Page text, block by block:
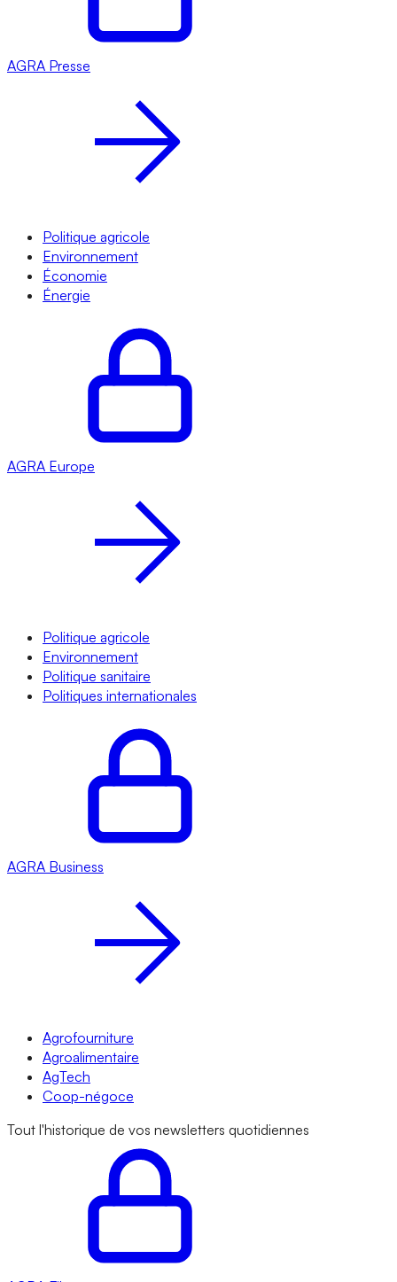
AGRA Presse
Politique agricole
Environnement
Économie
Énergie
AGRA Europe
Politique agricole
Environnement
Politique sanitaire
Politiques internationales
AGRA Business
Agrofourniture
Agroalimentaire
AgTech
Coop-négoce
Tout l'historique de vos newsletters quotidiennes